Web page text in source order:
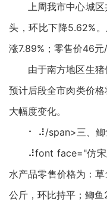
上周我市中心城
头，环比下降5.62%
涨7.89%；零售价46元
由于南方地区生猪
预计后段全市肉类价
大幅度变化。
⠂ ⠼/span>三、鲫
⠼font face="仿宋
水产品零售价格为：
公斤，环比持平；鲫鱼